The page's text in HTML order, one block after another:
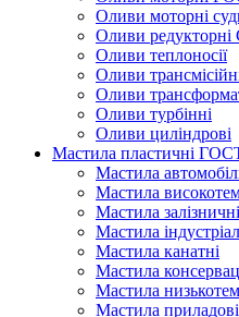
Оливи моторні
Оливи редукторні
Оливи теплоносії
Оливи
Оливи
Оливи турбінні
Оливи циліндрові
Мастила пластичні
Мастила
Мастила
Мастила залізничні
Мастила
Мастила канатні
Мастила
Мастила
Мастила приладові